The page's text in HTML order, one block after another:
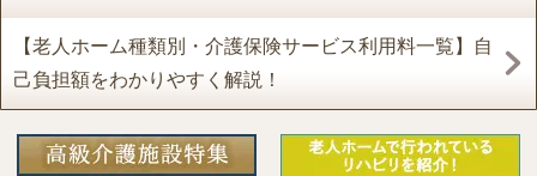
【老人ホーム種類別・介護保険サービス利用料一覧】自
己負担額をわかりやすく解説！